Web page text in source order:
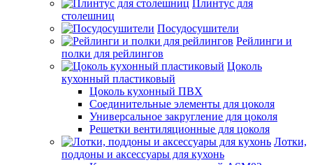
Плинтус для
столешниц
Посудосушители
Рейлинги и
полки для рейлингов
Цоколь
кухонный пластиковый
Цоколь кухонный ПВХ
Соединительные элементы для цоколя
Универсальное закругление для цоколя
Решетки вентиляционные для цоколя
Лотки,
поддоны и аксессуары для кухонь